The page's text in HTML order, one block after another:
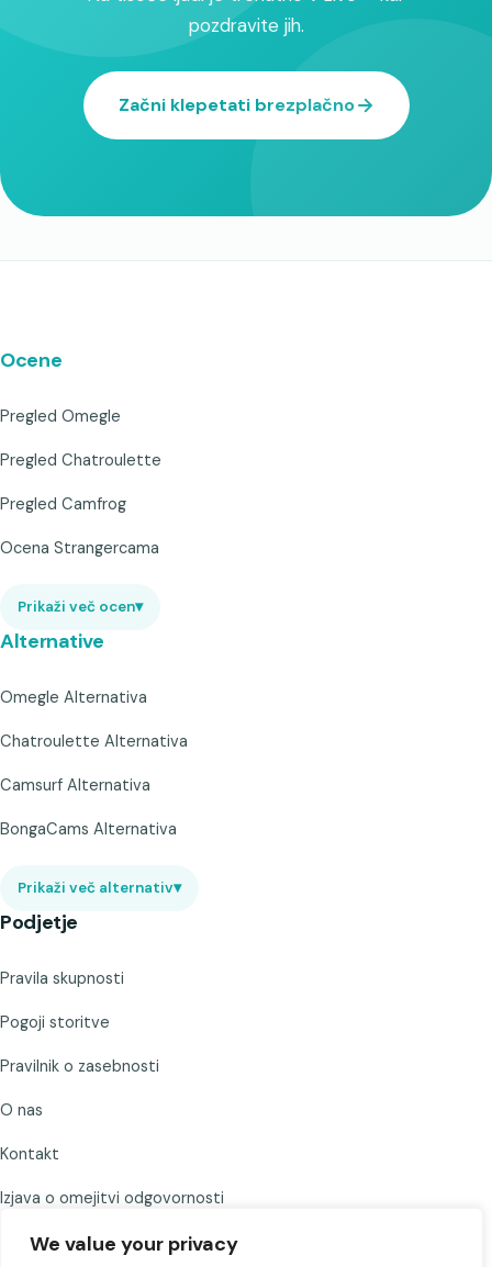
We value your privacy
pozdravite jih.
Začni klepetati brezplačno
Ocene
Pregled Omegle
Pregled Chatroulette
Pregled Camfrog
Ocena Strangercama
Prikaži več ocen▾
Alternative
Omegle Alternativa
Chatroulette Alternativa
Camsurf Alternativa
BongaCams Alternativa
Prikaži več alternativ▾
Podjetje
Pravila skupnosti
Pogoji storitve
Pravilnik o zasebnosti
O nas
Kontakt
Izjava o omejitvi odgovornosti